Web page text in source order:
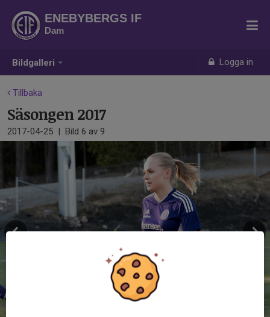
Bildgalleri Logga in
ENEBYBERGS IF
Dam
Tillbaka
Säsongen 2017
2017-04-25 | Bild 6 av 9